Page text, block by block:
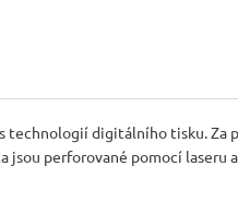
s technologií digitálního tisku.
perforované pomocí laseru